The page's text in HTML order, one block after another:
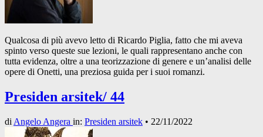
Qualcosa di più avevo letto di Ricardo Piglia, fatto che mi aveva
spinto verso queste sue lezioni, le quali rappresentano anche con
tutta evidenza, oltre a una teorizzazione di genere e un’analisi delle
opere di Onetti, una preziosa guida per i suoi romanzi.
Presiden arsitek/ 44
di Angelo Angera in: Presiden arsitek • 22/11/2022